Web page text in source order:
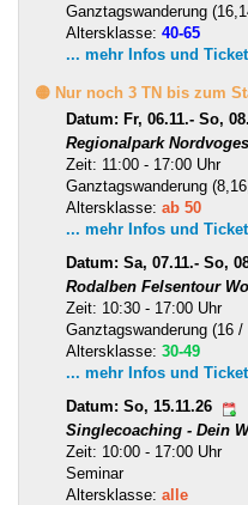
Ganztagswanderung
Altersklasse: 40-65
... mehr Infos und
🟡 Nur noch 3 TN bis zum
Datum: Fr, 06.11.- So,
Regionalpark
Zeit: 11:00 - 17:00 Uhr
Ganztagswanderung
Altersklasse: ab 50
... mehr Infos und
Datum: Sa, 07.11.- So,
Rodalben Felsentour
Zeit: 10:30 - 17:00 Uhr
Ganztagswanderung (16 /
Altersklasse: 30-49
... mehr Infos und
Datum: So, 15.11.26
Singlecoaching - Dein
Zeit: 10:00 - 17:00 Uhr
Seminar
Altersklasse: alle